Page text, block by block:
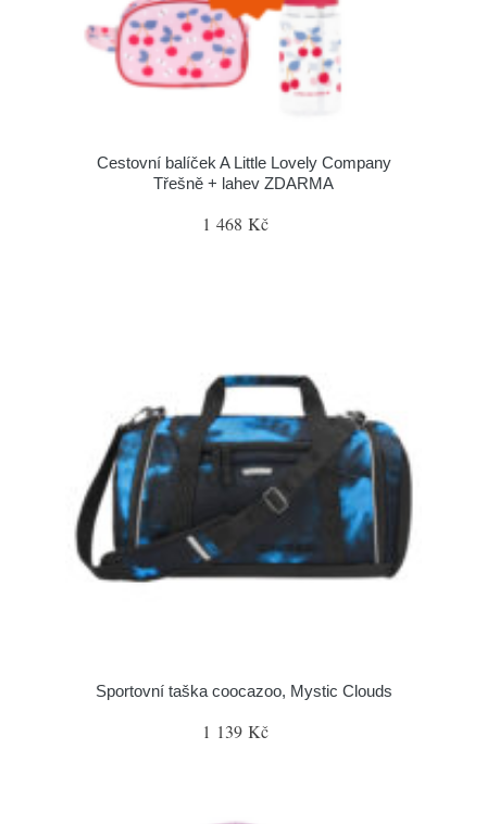
Cestovní balíček A Little Lovely Company
Třešně + lahev ZDARMA
1 468 Kč
Sportovní taška coocazoo, Mystic Clouds
1 139 Kč